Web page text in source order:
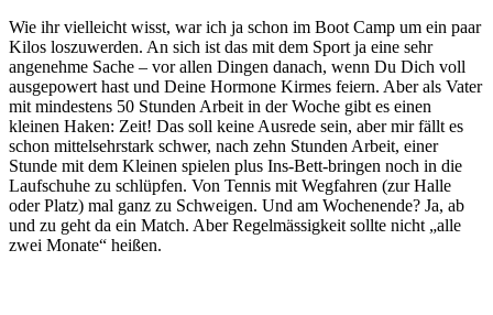
Wie ihr vielleicht wisst, war ich ja schon im Boot Camp um ein paar
Kilos loszuwerden. An sich ist das mit dem Sport ja eine sehr
angenehme Sache – vor allen Dingen danach, wenn Du Dich voll
ausgepowert hast und Deine Hormone Kirmes feiern. Aber als Vater
mit mindestens 50 Stunden Arbeit in der Woche gibt es einen
kleinen Haken: Zeit! Das soll keine Ausrede sein, aber mir fällt es
schon mittelsehrstark schwer, nach zehn Stunden Arbeit, einer
Stunde mit dem Kleinen spielen plus Ins-Bett-bringen noch in die
Laufschuhe zu schlüpfen. Von Tennis mit Wegfahren (zur Halle
oder Platz) mal ganz zu Schweigen. Und am Wochenende? Ja, ab
und zu geht da ein Match. Aber Regelmässigkeit sollte nicht „alle
zwei Monate“ heißen.